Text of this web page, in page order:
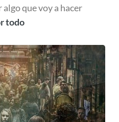
que voy a hacer
todo